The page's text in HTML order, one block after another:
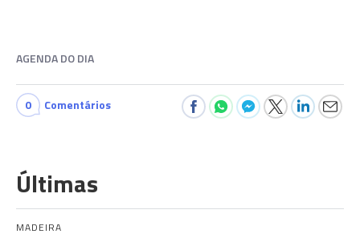
AGENDA DO DIA
0 Comentários
Últimas
MADEIRA